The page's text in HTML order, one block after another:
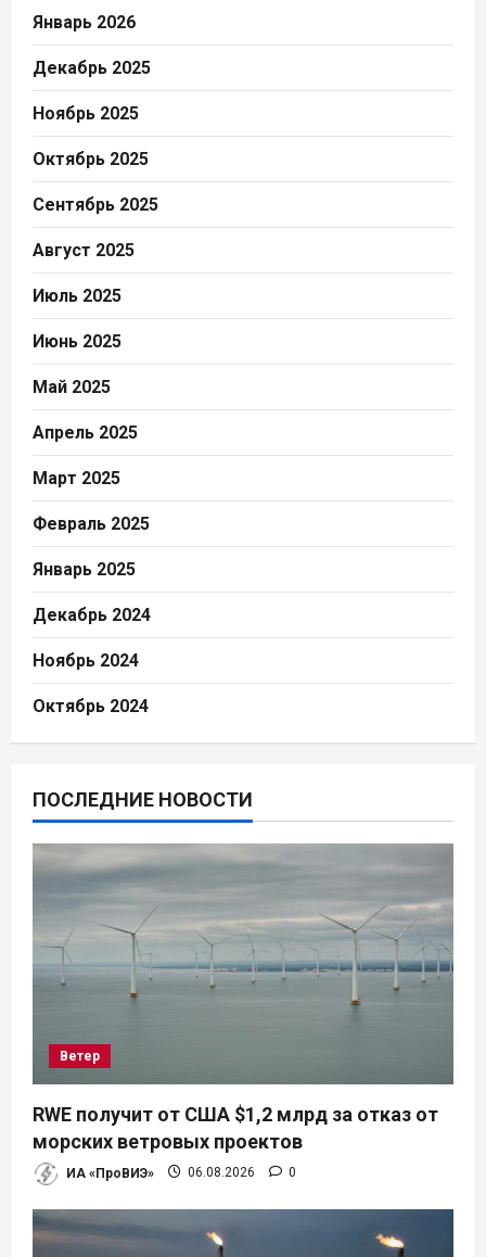
Январь 2026
Декабрь 2025
Ноябрь 2025
Октябрь 2025
Сентябрь 2025
Август 2025
Июль 2025
Июнь 2025
Май 2025
Апрель 2025
Март 2025
Февраль 2025
Январь 2025
Декабрь 2024
Ноябрь 2024
Октябрь 2024
ПОСЛЕДНИЕ НОВОСТИ
Ветер
RWE получит от США $1,2 млрд за отказ от
морских ветровых проектов
ИА «ПроВИЭ» 06.08.2026 0